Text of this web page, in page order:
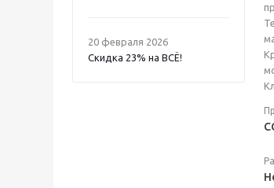
20 февраля 2026
Скидка 23% на ВСË!